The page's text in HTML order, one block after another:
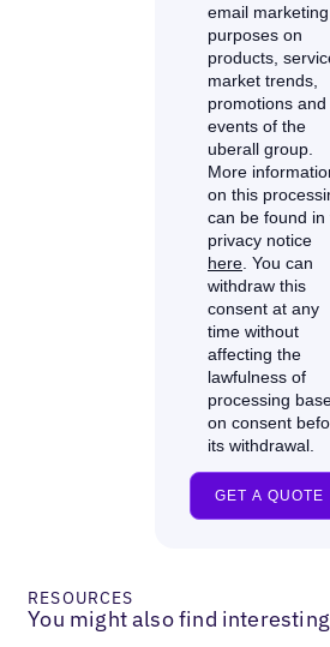
RESOURCES
You might also find interesting